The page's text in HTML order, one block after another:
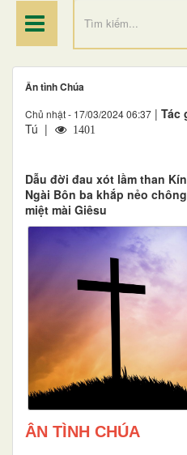
Ân tình Chúa
Chủ nhật - 17/03/2024 06:37 | Tác
Tú |
1401
Dẫu đời đau xót lầm than
Ngài Bôn ba khắp nẻo
miệt mài Giêsu
ÂN TÌNH CHÚA